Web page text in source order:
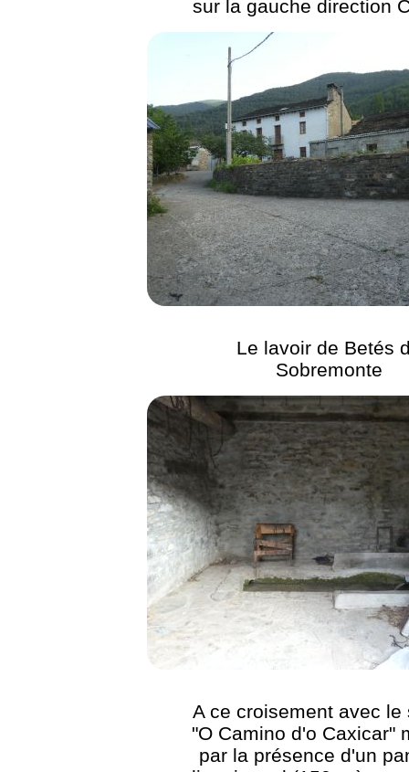
sur la gauche direction
Le lavoir de Betés
Sobremonte
A ce croisement avec le
"O Camino d'o Caxicar"
par la présence d'un